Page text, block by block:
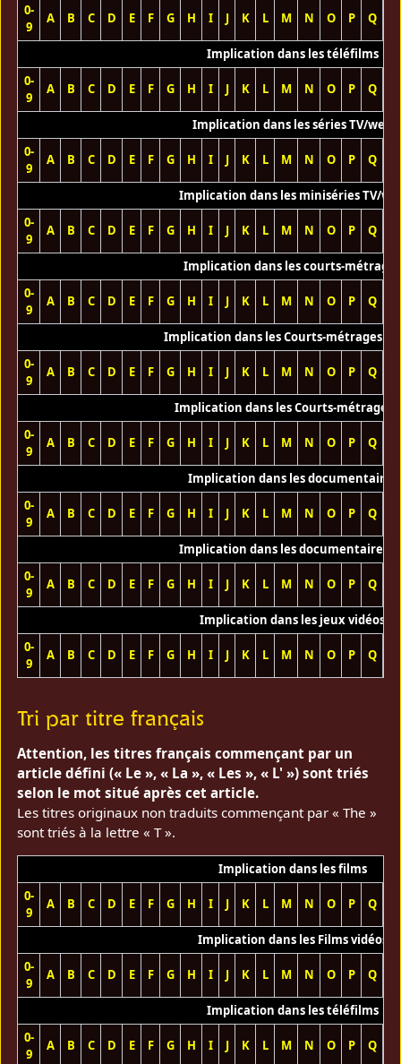
0-
9
A B C D E F G H I J K L M N O P Q
Implication dans les téléfilms
0-
9
A B C D E F G H I J K L M N O P Q
Implication dans les séries TV/web
0-
9
A B C D E F G H I J K L M N O P Q
Implication dans les miniséries TV/
0-
9
A B C D E F G H I J K L M N O P Q
Implication dans les courts-métrages
0-
9
A B C D E F G H I J K L M N O P Q
Implication dans les Courts-métrages
0-
9
A B C D E F G H I J K L M N O P Q
Implication dans les Courts-métrages
0-
9
A B C D E F G H I J K L M N O P Q
Implication dans les documentaires
0-
9
A B C D E F G H I J K L M N O P Q
Implication dans les documentaires
0-
9
A B C D E F G H I J K L M N O P Q
Implication dans les jeux vidéos
0-
9
A B C D E F G H I J K L M N O P Q
Tri par titre français
Attention, les titres français commençant par un
article défini (« Le », « La », « Les », « L' ») sont triés
selon le mot situé après cet article.
Les titres originaux non traduits commençant par « The »
sont triés à la lettre « T ».
Implication dans les films
0-
9
A B C D E F G H I J K L M N O P Q
Implication dans les Films vidéos
0-
9
A B C D E F G H I J K L M N O P Q
Implication dans les téléfilms
0-
9
A B C D E F G H I J K L M N O P Q